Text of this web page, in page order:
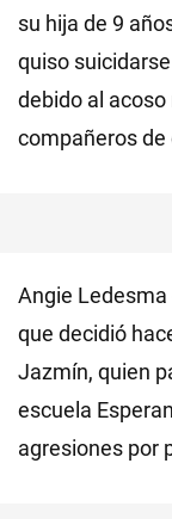
su hija de 9
quiso
debido al
compañeros de
Angie Ledesma
que decidió
Jazmín, quien
escuela
agresiones por